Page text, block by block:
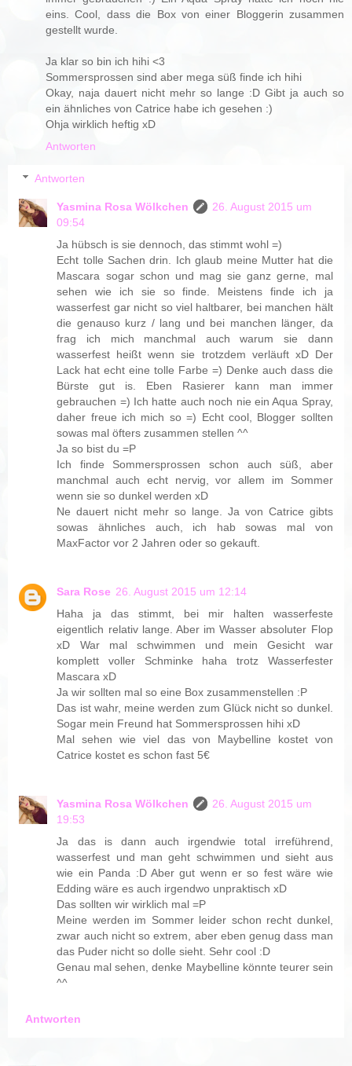
eins. Cool, dass die Box von einer Bloggerin zusammen
gestellt wurde.
Ja klar so bin ich hihi <3
Sommersprossen sind aber mega süß finde ich hihi
Okay, naja dauert nicht mehr so lange :D Gibt ja auch so
ein ähnliches von Catrice habe ich gesehen :)
Ohja wirklich heftig xD
Antworten
Antworten
Yasmina Rosa Wölkchen
26. August 2015 um
09:54
Ja hübsch is sie dennoch, das stimmt wohl =)
Echt tolle Sachen drin. Ich glaub meine Mutter hat die
Mascara sogar schon und mag sie ganz gerne, mal
sehen wie ich sie so finde. Meistens finde ich ja
wasserfest gar nicht so viel haltbarer, bei manchen hält
die genauso kurz / lang und bei manchen länger, da
frag ich mich manchmal auch warum sie dann
wasserfest heißt wenn sie trotzdem verläuft xD Der
Lack hat echt eine tolle Farbe =) Denke auch dass die
Bürste gut is. Eben Rasierer kann man immer
gebrauchen =) Ich hatte auch noch nie ein Aqua Spray,
daher freue ich mich so =) Echt cool, Blogger sollten
sowas mal öfters zusammen stellen ^^
Ja so bist du =P
Ich finde Sommersprossen schon auch süß, aber
manchmal auch echt nervig, vor allem im Sommer
wenn sie so dunkel werden xD
Ne dauert nicht mehr so lange. Ja von Catrice gibts
sowas ähnliches auch, ich hab sowas mal von
MaxFactor vor 2 Jahren oder so gekauft.
Sara Rose 26. August 2015 um 12:14
Haha ja das stimmt, bei mir halten wasserfeste
eigentlich relativ lange. Aber im Wasser absoluter Flop
xD War mal schwimmen und mein Gesicht war
komplett voller Schminke haha trotz Wasserfester
Mascara xD
Ja wir sollten mal so eine Box zusammenstellen :P
Das ist wahr, meine werden zum Glück nicht so dunkel.
Sogar mein Freund hat Sommersprossen hihi xD
Mal sehen wie viel das von Maybelline kostet von
Catrice kostet es schon fast 5€
Yasmina Rosa Wölkchen
26. August 2015 um
19:53
Ja das is dann auch irgendwie total irreführend,
wasserfest und man geht schwimmen und sieht aus
wie ein Panda :D Aber gut wenn er so fest wäre wie
Edding wäre es auch irgendwo unpraktisch xD
Das sollten wir wirklich mal =P
Meine werden im Sommer leider schon recht dunkel,
zwar auch nicht so extrem, aber eben genug dass man
das Puder nicht so dolle sieht. Sehr cool :D
Genau mal sehen, denke Maybelline könnte teurer sein
^^
Antworten